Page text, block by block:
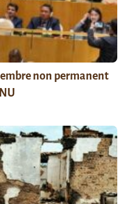
non permanent